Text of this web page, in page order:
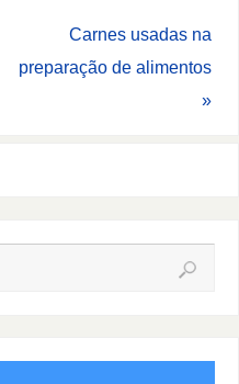
Carnes usadas na
preparação de alimentos
»